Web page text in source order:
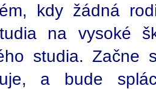
kdy žádná
na vysoké
studia.
a bude